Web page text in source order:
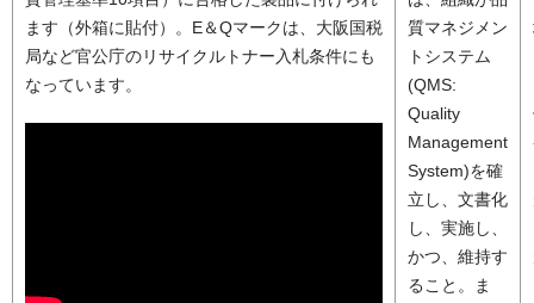
ます（外箱に貼付）。E＆Qマークは、大阪国税
局など官公庁のリサイクルトナー入札条件にも
なっています。
質マネジメン
トシステム
(QMS:
Quality
Management
System)を確
立し、文書化
し、実施し、
かつ、維持す
ること。ま